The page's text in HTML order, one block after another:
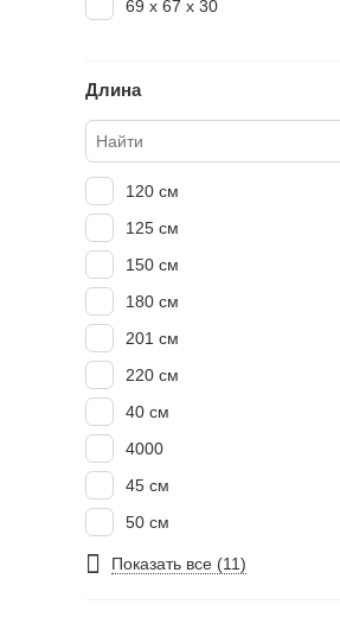
69 х 67 х 30
Длина
120 см
125 см
150 см
180 см
201 см
220 см
40 см
4000
45 см
50 см
86 см
Показать все (11)